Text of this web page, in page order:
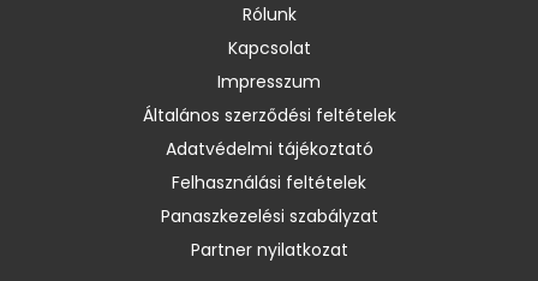
Rólunk
Kapcsolat
Impresszum
Általános szerződési feltételek
Adatvédelmi tájékoztató
Felhasználási feltételek
Panaszkezelési szabályzat
Partner nyilatkozat